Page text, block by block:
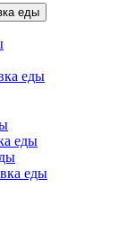
еды
еды
еды
еды